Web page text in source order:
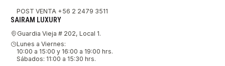
POST VENTA +56 2 2479 3511
SAIRAM LUXURY
Guardia Vieja # 202, Local 1.
Lunes a Viernes:
10:00 a 15:00 y 16:00 a 19:00 hrs.
Sábados: 11:00 a 15:30 hrs.